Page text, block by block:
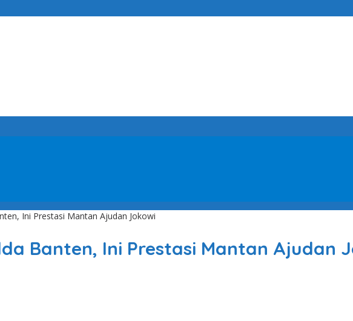
Ini Prestasi Mantan Ajudan Jokowi
Banten, Ini Prestasi Mantan Ajudan